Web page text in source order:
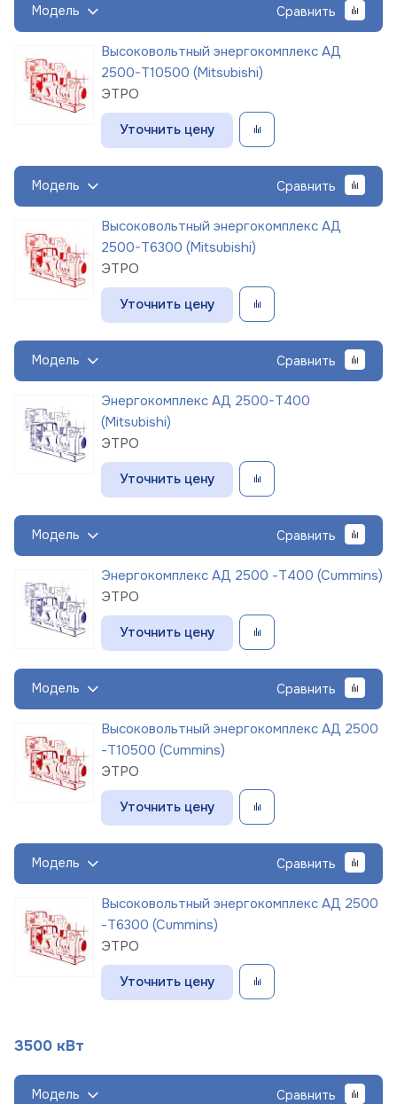
Модель Сравнить
Высоковольтный энергокомплекс АД
2500-Т10500 (Mitsubishi)
ЭТРО
Уточнить цену
Модель Сравнить
Высоковольтный энергокомплекс АД
2500-Т6300 (Mitsubishi)
ЭТРО
Уточнить цену
Модель Сравнить
Энергокомплекс АД 2500-Т400
(Mitsubishi)
ЭТРО
Уточнить цену
Модель Сравнить
Энергокомплекс АД 2500 -Т400 (Cummins)
ЭТРО
Уточнить цену
Модель Сравнить
Высоковольтный энергокомплекс АД 2500
-Т10500 (Cummins)
ЭТРО
Уточнить цену
Модель Сравнить
Высоковольтный энергокомплекс АД 2500
-Т6300 (Cummins)
ЭТРО
Уточнить цену
3500 кВт
Модель Сравнить